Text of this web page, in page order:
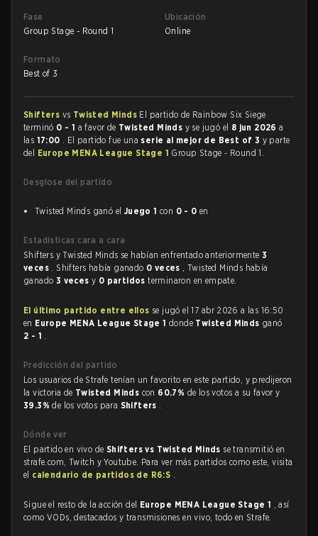
Fase
Group Stage - Round 1
Ubicación
Online
Formato
Best of 3
Shifters vs Twisted Minds El partido de Rainbow Six Siege
terminó 0 - 1 a favor de Twisted Minds y se jugó el 8 jun 2026a
las 17:00 . El partido fue una serie al mejor de Best of 3 y parte
del Europe MENA League Stage 1 Group Stage - Round 1.
Desglose del partido
Twisted Minds ganó el Juego 1 con 0 - 0 en
Estadísticas cara a cara
Shifters y Twisted Minds se habían enfrentado anteriormente 3
veces . Shifters había ganado 0 veces , Twisted Minds había
ganado 3 vecesy 0 partidosterminaron en empate.
El último partido entre ellos se jugó el 17 abr 2026 a las 16:50
en Europe MENA League Stage 1donde Twisted Minds ganó
2 - 1 .
Predicción del partido
Los usuarios de Strafe tenían un favorito en este partido, y predijeron
la victoria de Twisted Minds con 60.7% de los votos a su favor y
39.3%de los votos para Shifters .
Dónde ver
El partido en vivo de Shifters vs Twisted Minds se transmitió en
strafe.com, Twitch y Youtube. Para ver más partidos como este, visita
el calendario de partidos de R6:S .
Sigue el resto de la acción del Europe MENA League Stage 1 , así
como VODs, destacados y transmisiones en vivo, todo en Strafe.